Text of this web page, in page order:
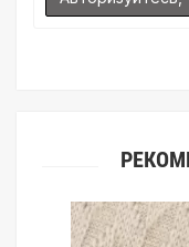
(ателье), то данная